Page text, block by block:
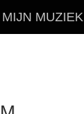
MIJN MUZIEK